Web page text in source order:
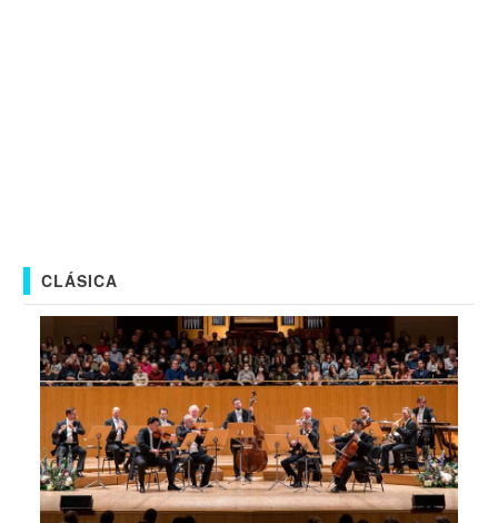
CLÁSICA